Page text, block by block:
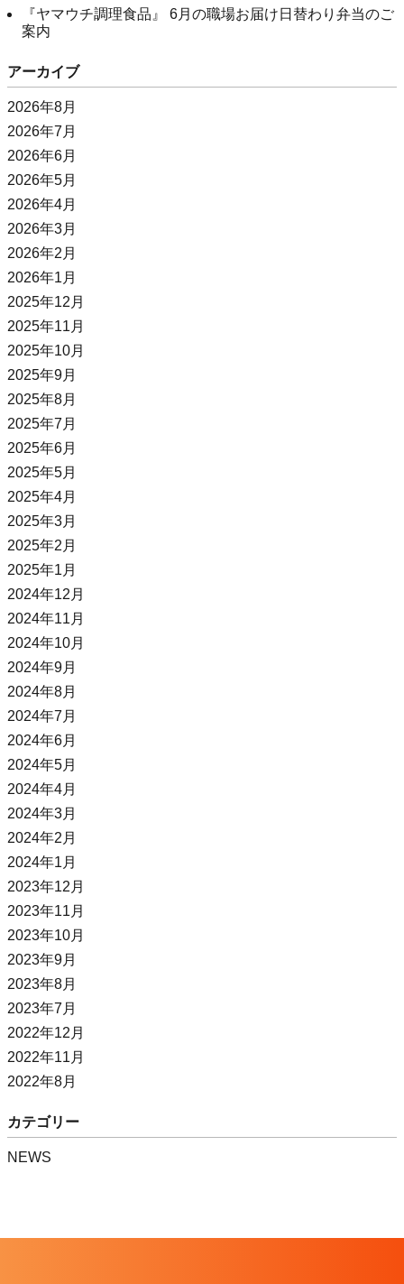
『ヤマウチ調理食品』 6月の職場お届け日替わり弁当のご
案内
アーカイブ
2026年8月
2026年7月
2026年6月
2026年5月
2026年4月
2026年3月
2026年2月
2026年1月
2025年12月
2025年11月
2025年10月
2025年9月
2025年8月
2025年7月
2025年6月
2025年5月
2025年4月
2025年3月
2025年2月
2025年1月
2024年12月
2024年11月
2024年10月
2024年9月
2024年8月
2024年7月
2024年6月
2024年5月
2024年4月
2024年3月
2024年2月
2024年1月
2023年12月
2023年11月
2023年10月
2023年9月
2023年8月
2023年7月
2022年12月
2022年11月
2022年8月
カテゴリー
NEWS